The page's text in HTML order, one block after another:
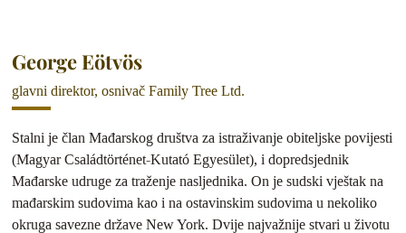
George Eötvös
glavni direktor, osnivač Family Tree Ltd.
Stalni je član Mađarskog društva za istraživanje obiteljske povijesti
(Magyar Családtörténet-Kutató Egyesület), i dopredsjednik
Mađarske udruge za traženje nasljednika. On je sudski vještak na
mađarskim sudovima kao i na ostavinskim sudovima u nekoliko
okruga savezne države New York. Dvije najvažnije stvari u životu